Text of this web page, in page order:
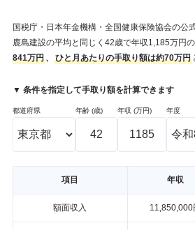
国税庁・日本年金機構・全国健康保険協会の公
鹿島建設の平均と同じく42歳で年収1,185万円の
841万円 、 ひと月あたりの手取り額は約70万円
▼ 条件を指定して手取り額を計算できます
都道府県 年齢 (歳) 年収 (万円) 年度
項目 年収
額面収入 11,850,000